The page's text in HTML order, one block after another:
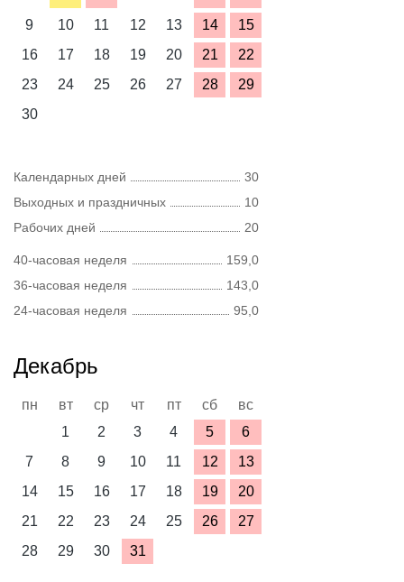
9
10 11 12 13 14
15
16
17 18 19 20 21
22
23
24 25 26 27 28
29
30
Календарных дней
30
Выходных и праздничных
10
Рабочих дней
20
40-часовая неделя
159,0
36-часовая неделя
143,0
24-часовая неделя
95,0
Декабрь
пн вт ср чт пт сб
вс
1
2 3 4 5
6
7
8 9 10 11 12
13
14
15 16 17 18 19
20
21
22 23 24 25 26
27
28
29 30 31